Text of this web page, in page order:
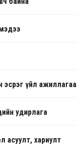
эсрэг үйл ажиллагаа
удирлага
асуулт, хариулт